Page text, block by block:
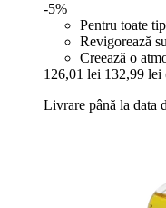
-5%
Pentru toate
Revigorează
Creează o
126,01 lei 132,99 lei
Livrare până la data